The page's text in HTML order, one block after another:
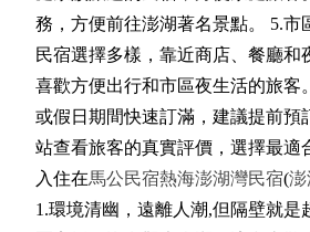
務，方便前往澎湖著名景點。 5.市
民宿選擇多樣，靠近商店、餐廳和
喜歡方便出行和市區夜生活的旅客
或假日期間快速訂滿，建議提前預
站查看旅客的真實評價，選擇最適
入住在馬公民宿熱海澎湖灣民宿(澎
1.環境清幽，遠離人潮,但隔壁就是